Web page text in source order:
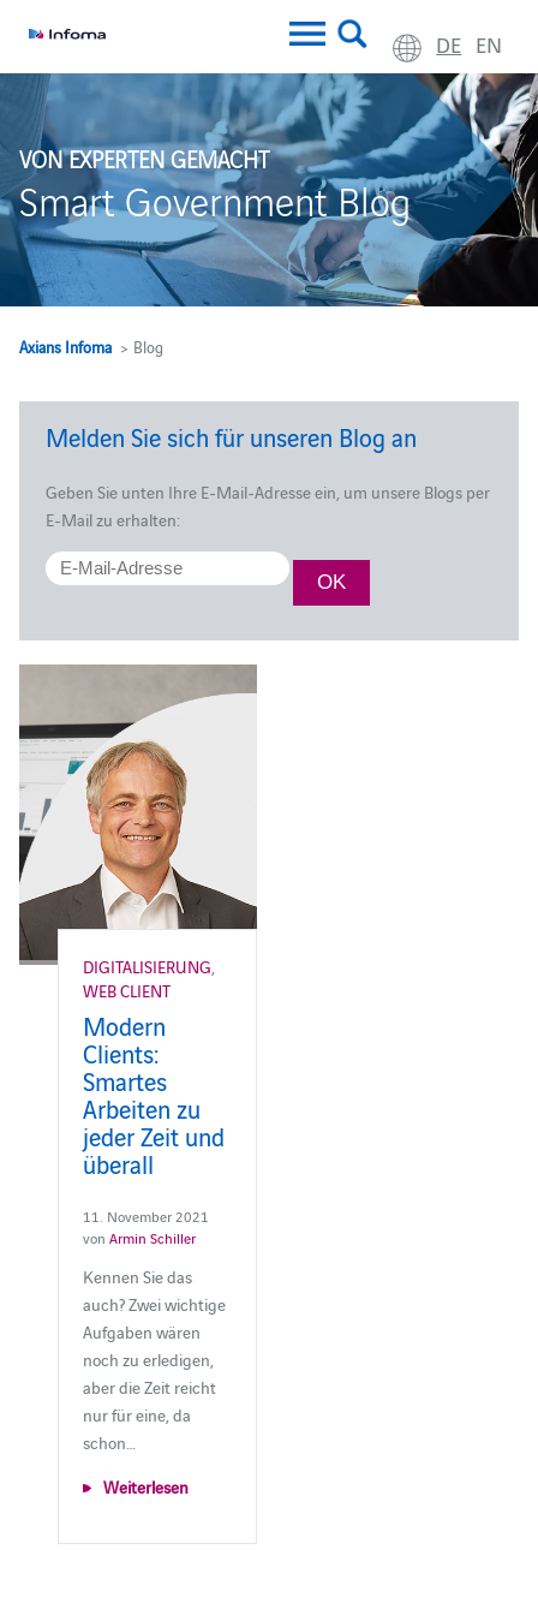
DE EN
VON EXPERTEN GEMACHT
Smart Government Blog
Axians Infoma> Blog
Melden Sie sich für unseren Blog an
Geben Sie unten Ihre E-Mail-Adresse ein, um unsere Blogs per
E-Mail zu erhalten:
DIGITALISIERUNG
WEB CLIENT
Modern
Clients:
Smartes
Arbeiten zu
jeder Zeit und
überall
11. November 2021
von Armin Schiller
Kennen Sie das
auch? Zwei wichtige
Aufgaben wären
noch zu erledigen,
aber die Zeit reicht
nur für eine, da
schon…
Weiterlesen